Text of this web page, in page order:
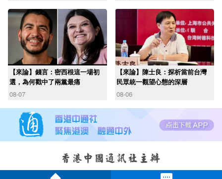
【來論】錢言：密西根這一場初
選，為何戳中了兩黨最痛
08-07
【來論】陳士良：探析當前台灣
民眾統一觀望心態的深層
08-06